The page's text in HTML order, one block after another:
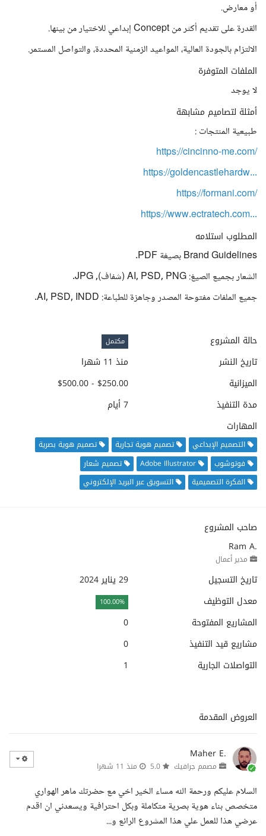
أو معارض.
القدرة على تقديم أكثر من Concept إبداعي للاختيار من بينها.
الالتزام بالجودة العالية، المواعيد الزمنية المحددة، والتواصل المستمر.
الملفات المتوفرة
لا يوجد
أمثلة لتصاميم مشابهة
طبيعية المنتجات :
https://cincinno-me.com/
https://goldencastlehardw...
https://formani.com/
https://www.ectratech.com...
المطلوب استلامه
Brand Guidelines بصيغة PDF.
الشعار بجميع الصيغ: AI, PSD, PNG (شفاف), JPG.
جميع الملفات مفتوحة المصدر وجاهزة للطباعة: AI, PSD, INDD.
حالة المشروع مكتمل
تاريخ النشر
منذ 11 شهرا
الميزانية
$250.00 - $500.00
مدة التنفيذ
7 أيام
المهارات
التصميم الإبداعي تصميم هوية تجارية
تصميم هوية بصرية
فوتوشوب
Adobe Illustrator
تصميم شعار
الفكرة التصميمية
التسويق عبر البريد الإلكتروني
صاحب المشروع
Ram A.
مدير أعمال
تاريخ التسجيل
29 يناير 2024
معدل التوظيف
100.00%
المشاريع المفتوحة
0
مشاريع قيد التنفيذ
0
التواصلات الجارية
1
العروض المقدمة
Maher E.
مصمم جرافيك منذ 11 شهرا
السلام عليكم ورحمة الله مساء الخير اخي مع حضرتك ماهر الهواري
متخصص بناء هوية بصرية متكاملة وبكل احترافية ويسعدني ان اقدم
عرضي هذا للعمل علي هذا المشروع الرائع و...